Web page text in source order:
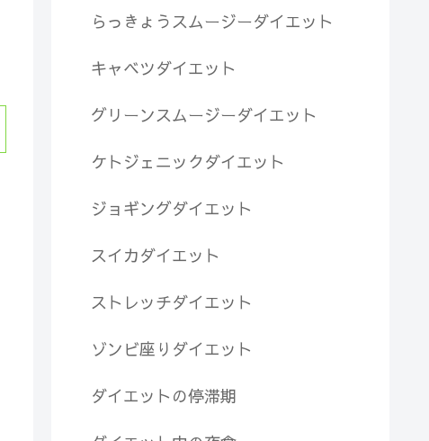
らっきょうスムージーダイエット
キャベツダイエット
グリーンスムージーダイエット
ケトジェニックダイエット
ジョギングダイエット
スイカダイエット
ストレッチダイエット
ゾンビ座りダイエット
ダイエットの停滞期